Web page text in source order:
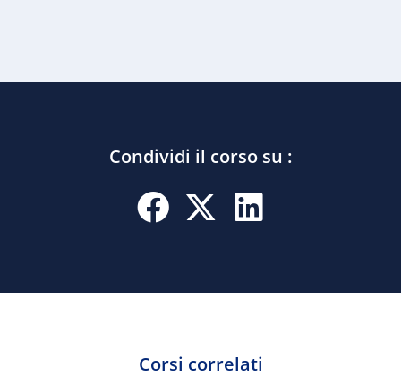
Condividi il corso su :
Corsi correlati